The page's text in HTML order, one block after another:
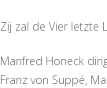
Zij zal de Vier letzte
Manfred Honeck
Franz von Suppé,